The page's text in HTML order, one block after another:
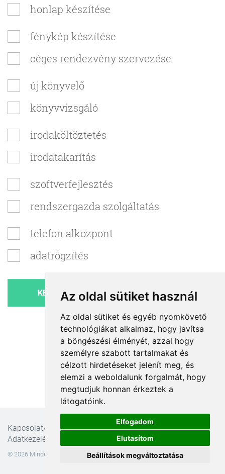
Az oldal sütiket használ
Az oldal sütiket és egyéb nyomkövető
technológiákat alkalmaz, hogy javítsa
a böngészési élményét, azzal hogy
személyre szabott tartalmakat és
célzott hirdetéseket jelenít meg, és
elemzi a weboldalunk forgalmát, hogy
megtudjuk honnan érkeztek a
látogatóink.
Elfogadom
Elutasítom
Beállítások megváltoztatása
honlap készítése
fénykép készítése
céges rendezvény szervezése
új könyvelő
könyvvizsgáló
irodaköltöztetés
irodatakarítás
szoftverfejlesztés
rendszergazda szolgáltatás
telefon alközpont
adatrögzítés
Kapcsolat/Impresszum ÁSZF
Ajánlatkérési feltételek
Adatkezelési nyilatkozat
© 2026 Minden jog fenntartva! Ellipse Online Marketing és Informatikai Bt.